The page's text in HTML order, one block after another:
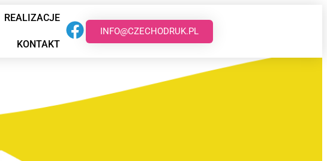
REALIZACJE
KONTAKT
INFO@CZECHODRUK.PL